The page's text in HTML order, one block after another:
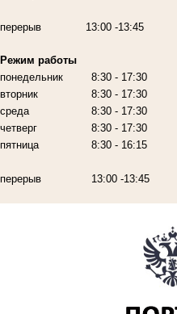
перерыв 13:00 -13:45
Режим работы
понедельник
вторник
среда
четверг
пятница
перерыв
8:30 - 17:30
8:30 - 17:30
8:30 - 17:30
8:30 - 17:30
8:30 - 16:15
13:00 -13:45